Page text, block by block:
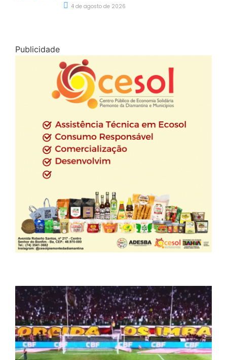
4 de agosto de 2026
Publicidade